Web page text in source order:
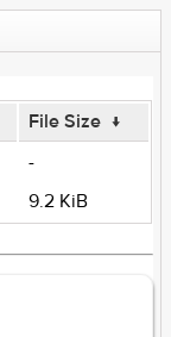
File Size ↓
-
9.2 KiB